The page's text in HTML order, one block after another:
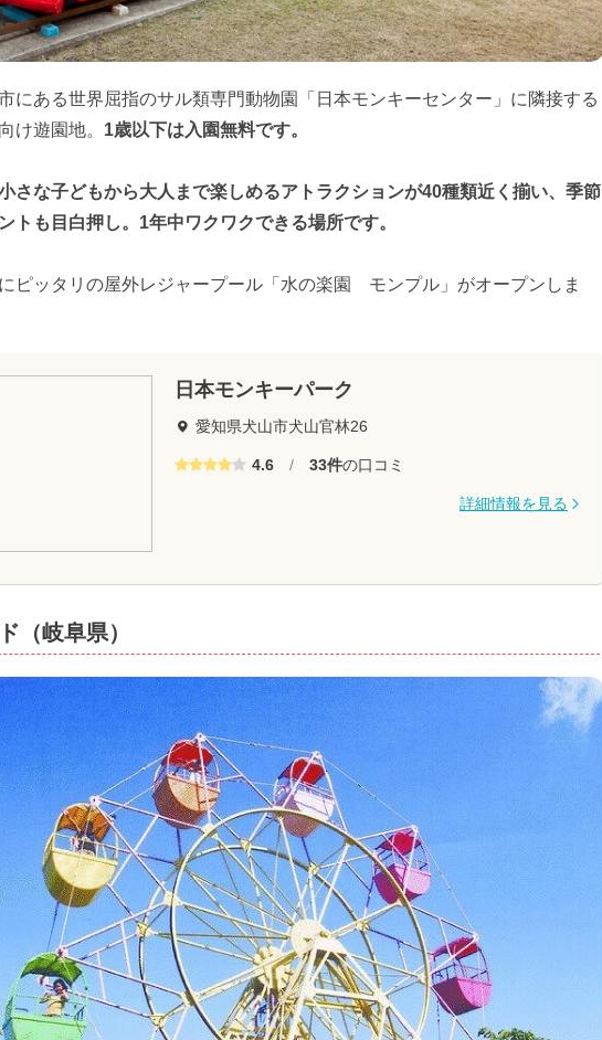
にある世界屈指のサル類専門動物園「日本モンキーセンター」に隣接する
け遊園地。 1歳以下は入園無料です。
さな子どもから大人まで楽しめるアトラクションが40種類近く揃い、季節
トも目白押し。1年中ワクワクできる場所です。
ピッタリの屋外レジャープール「水の楽園 モンプル」がオープンしま
日本モンキーパーク
愛知県犬山市犬山官林26
4.6 / 33件の口コミ
詳細情報を見る
（岐阜県）